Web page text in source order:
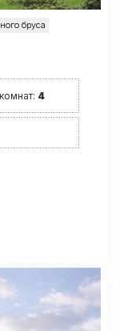
бруса
4